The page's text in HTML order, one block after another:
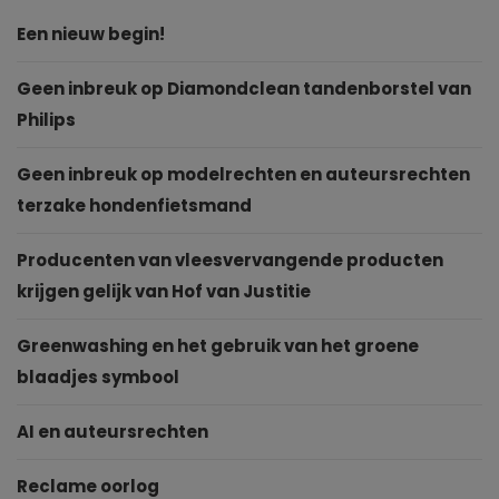
Een nieuw begin!
Geen inbreuk op Diamondclean tandenborstel van
Philips
Geen inbreuk op modelrechten en auteursrechten
terzake hondenfietsmand
Producenten van vleesvervangende producten
krijgen gelijk van Hof van Justitie
Greenwashing en het gebruik van het groene
blaadjes symbool
AI en auteursrechten
Reclame oorlog